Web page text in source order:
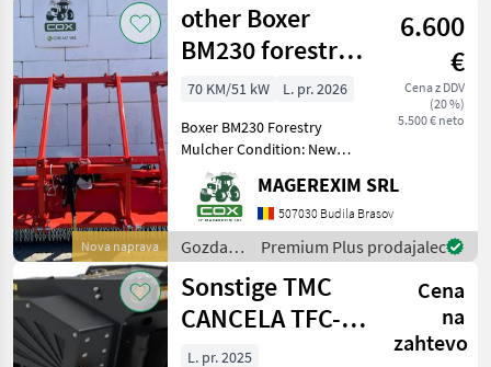
Nova naprava
other Boxer
BM230 forestry
mulcher
6.600
€
Cena z DDV
(20 %)
5.500 € neto
70 KM/51 kW
L. pr. 2026
Boxer BM230 Forestry
Mulcher Condition: New
Heavy-duty construction.
Designed for intensive use.
Working width: 2.30 m
Required tractor power: 70–
120 HP Efficie
MAGEREXIM SRL
507030 Budila Brasov
Gozdarska
in
lesarska
mehanizacija
/
Sonstige
Premium Plus prodajalec
Sonstige TMC
CANCELA TFC-
060
Cena
na
zahtevo
L. pr. 2025